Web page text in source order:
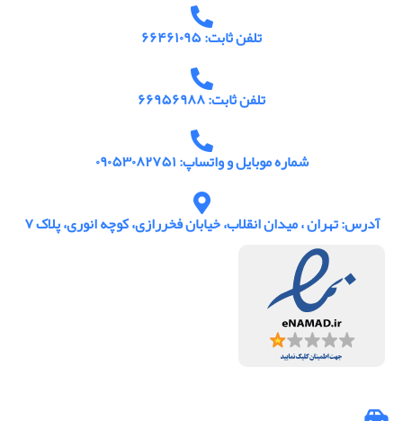
تلفن ثابت: ۶۶۴۶۱۰۹۵
تلفن ثابت: ۶۶۹۵۶۹۸۸
شماره موبایل و واتساپ: ۰۹۰۵۳۰۸۲۷۵۱
آدرس: تهران ، میدان انقلاب، خیابان فخررازی، کوچه انوری، پلاک ۷